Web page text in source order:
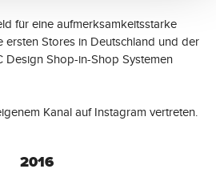
für eine aufmerksamkeitsstarke
ersten Stores in Deutschland und der
Design Shop-in-Shop Systemen
Kanal auf Instagram vertreten.
2016